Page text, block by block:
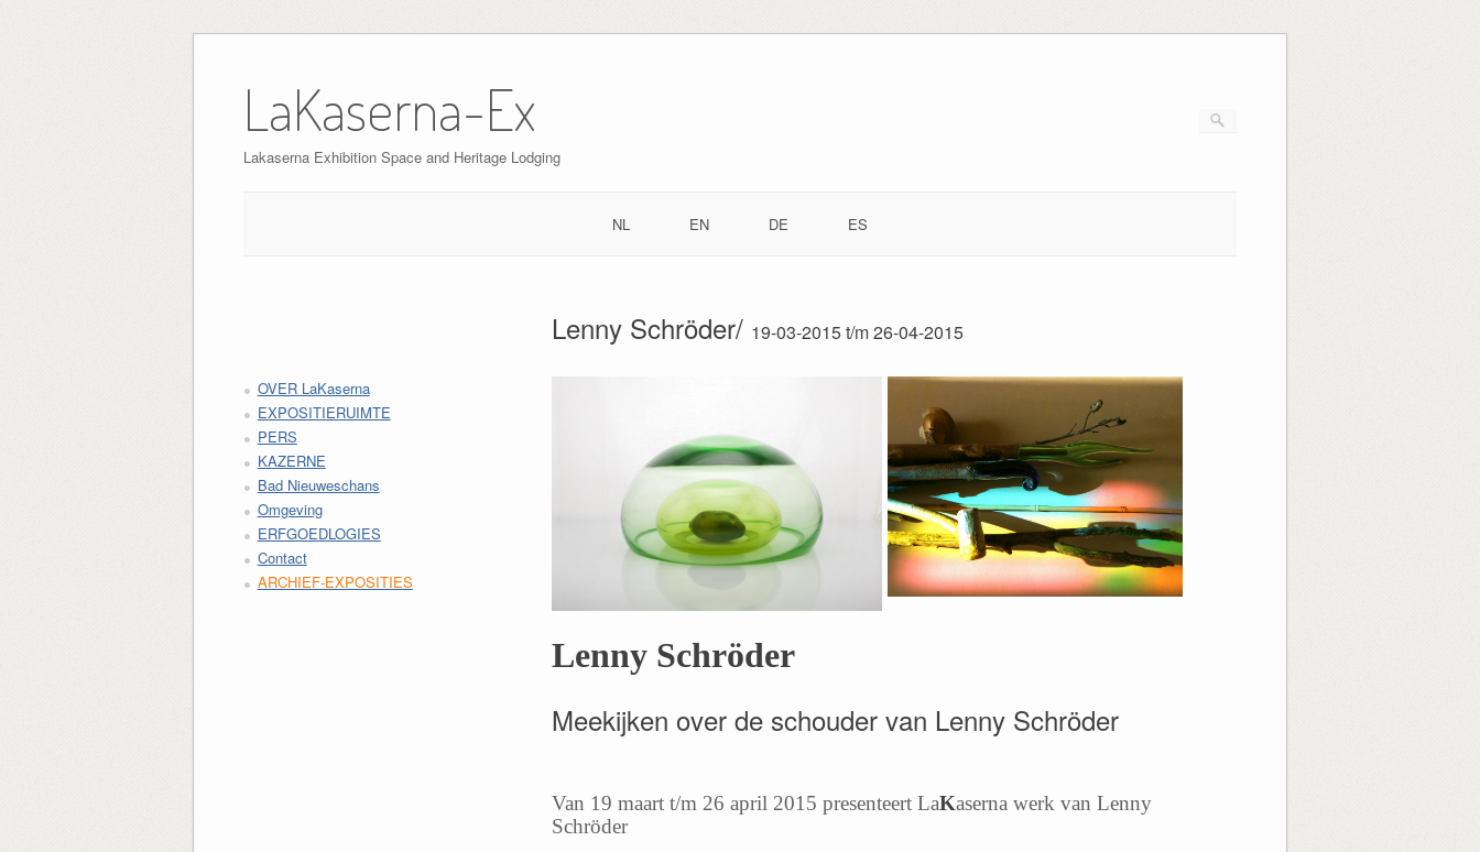
content
LaKaserna-Ex
Lakaserna Exhibition Space and Heritage Lodging
NL EN DE ES
Lenny Schröder/ 19-03-2015 t/m 26-04-2015
OVER LaKaserna
EXPOSITIERUIMTE
PERS
KAZERNE
Bad Nieuweschans
Omgeving
ERFGOEDLOGIES
Contact
ARCHIEF-EXPOSITIES
Lenny Schröder
Meekijken over de schouder van Lenny Schröder
Van 19 maart t/m 26 april 2015 presenteert LaKaserna werk van Lenny
Schröder